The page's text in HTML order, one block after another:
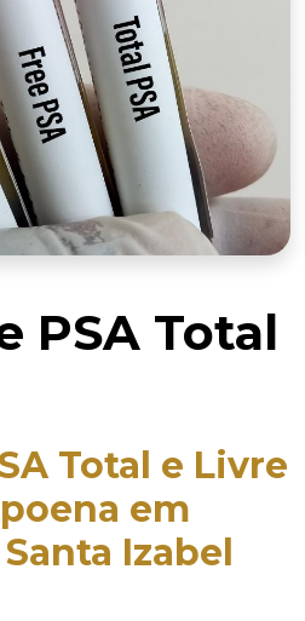
PSA Total
Total e Livre
em
Izabel